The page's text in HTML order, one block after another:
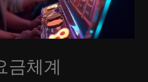
금체계